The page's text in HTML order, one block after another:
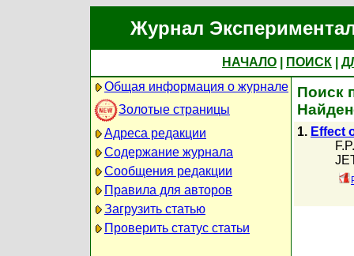
Журнал
НАЧАЛО ПОИСК
Общая информация о журнале
Золотые страницы
Адреса редакции
Содержание журнала
Сообщения редакции
Правила для авторов
Загрузить статью
Проверить статус статьи
Поиск
1. Effect